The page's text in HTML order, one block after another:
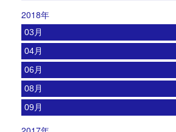
2018年
03月
04月
06月
08月
09月